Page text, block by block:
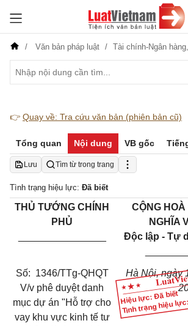
Văn bản pháp luật Tài chính-Ngân hàng,
👉 Quay về: Tra cứu văn bản (phiên bản cũ)
Tổng quan Nội dung VB gốc
Lưu Tìm từ trong trang
Tình trạng hiệu lực: Đã biết
Hiệu lực: Đã biết
Tình trạng hiệu
THỦ TƯỚNG CHÍNH
PHỦ
CỘNG
NGHĨA
Độc lập - Tự
Số: 1346/TTg-QHQT
V/v phê duyệt danh
mục dự án "Hỗ trợ cho
vay khu vực kinh tế tư
Hà Nội, ngày